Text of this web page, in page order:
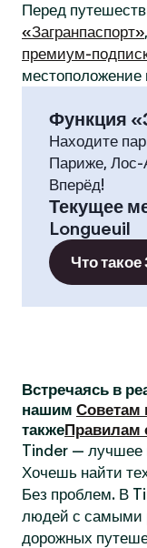
Перед
«Загранпаспорт»
премиум-
местоположение
Функция
Находите
Париже,
Вперёд!
Текущее
Longueuil
Что
Встречаясь в
нашим Советам
такжеПравилам
Tinder — лучшее
Хочешь найти
Без проблем. В
людей с самыми
дорожных